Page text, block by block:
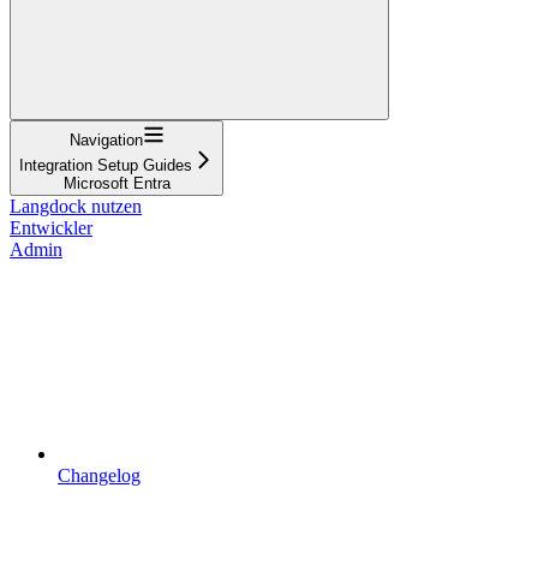
Navigation
Integration Setup Guides
Microsoft Entra
Langdock nutzen
Entwickler
Admin
Changelog